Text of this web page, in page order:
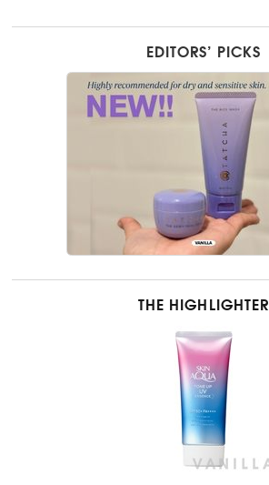
EDITORS’ PICKS
THE HIGHLIGHTER